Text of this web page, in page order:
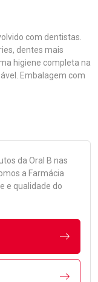
com dentistas.
dentes mais
higiene completa na
Embalagem com
da Oral B nas
a Farmácia
e qualidade do